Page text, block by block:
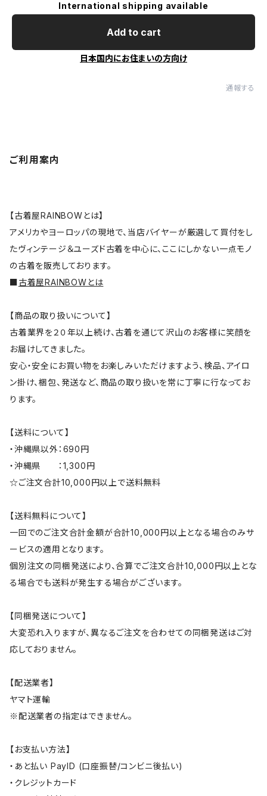
International shipping available
Add to cart
日本国内にお住まいの方向け
通報する
ご利用案内
【古着屋RAINBOWとは】
アメリカやヨーロッパの現地で、当店バイヤーが厳選して買付をし
たヴィンテージ＆ユーズド古着を中心に、ここにしかない一点モノ
の古着を販売しております。
■古着屋RAINBOWとは
【商品の取り扱いについて】
古着業界を２０年以上続け、古着を通じて沢山のお客様に笑顔を
お届けしてきました。
安心・安全にお買い物をお楽しみいただけますよう、検品、アイロ
ン掛け、梱包、発送など、商品の取り扱いを常に丁寧に行なってお
ります。
【送料について】
・沖縄県以外：690円
・沖縄県 ：1,300円
☆ご注文合計10,000円以上で送料無料
【送料無料について】
一回でのご注文合計金額が合計10,000円以上となる場合のみサ
ービスの適用となります。
個別注文の同梱発送により、合算でご注文合計10,000円以上とな
る場合でも送料が発生する場合がございます。
【同梱発送について】
大変恐れ入りますが、異なるご注文を合わせての同梱発送はご対
応しておりません。
【配送業者】
ヤマト運輸
※配送業者の指定はできません。
【お支払い方法】
・あと払い PayID (口座振替/コンビニ後払い)
・クレジットカード